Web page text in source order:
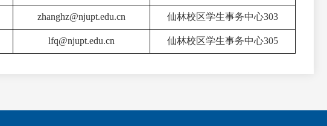
zhanghz@njupt.edu.cn 仙林校区学生事务中心303
lfq@njupt.edu.cn 仙林校区学生事务中心305